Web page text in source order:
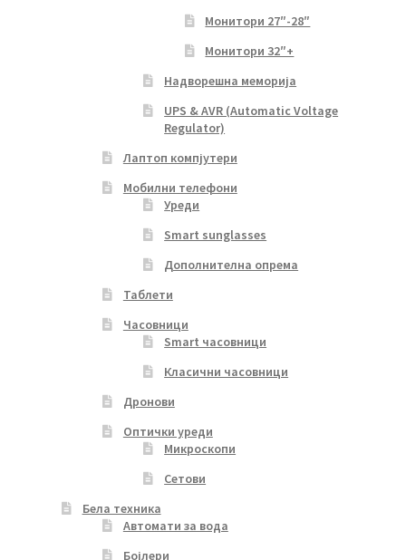
Монитори 27″-28″
Монитори 32″+
Надворешна меморија
UPS & AVR (Automatic Voltage
Regulator)
Лаптоп компјутери
Мобилни телефони
Уреди
Smart sunglasses
Дополнителна опрема
Таблети
Часовници
Smart часовници
Класични часовници
Дронови
Оптички уреди
Микроскопи
Сетови
Бела техника
Автомати за вода
Бојлери